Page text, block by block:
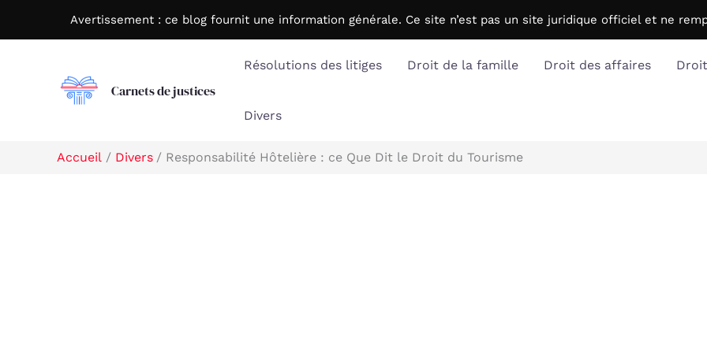
Avertissement : ce blog fournit une information générale. Ce site n’est pas un site juridique officiel et ne
Carnets de justices
Résolutions des litiges Droit de la famille Droit des affaires
Divers
Accueil Divers Responsabilité Hôtelière : ce Que Dit le Droit du Tourisme